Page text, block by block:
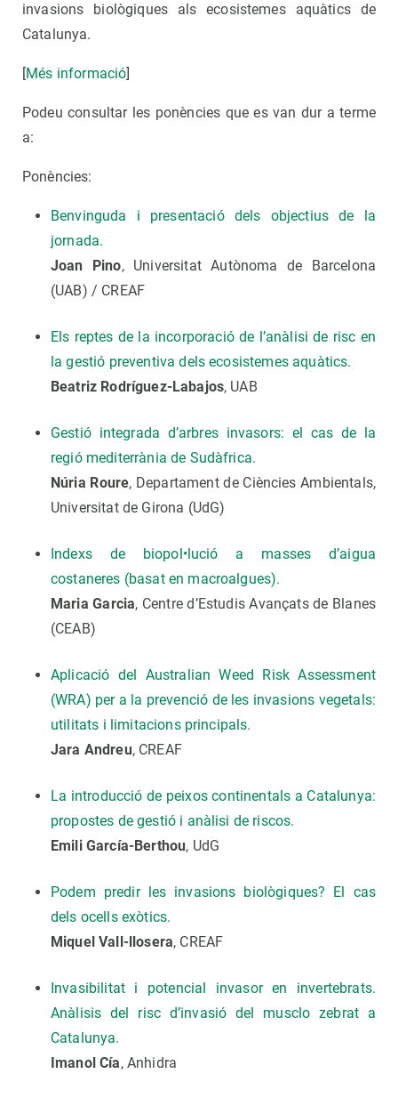
invasions biològiques als ecosistemes aquàtics de
Catalunya.
[Més informació]
Podeu consultar les ponències que es van dur a terme
a:
Ponències:
Benvinguda i presentació dels objectius de la
jornada.
Joan Pino, Universitat Autònoma de Barcelona
(UAB) / CREAF
Els reptes de la incorporació de l’anàlisi de risc en
la gestió preventiva dels ecosistemes aquàtics.
Beatriz Rodríguez-Labajos, UAB
Gestió integrada d’arbres invasors: el cas de la
regió mediterrània de Sudàfrica.
Núria Roure, Departament de Ciències Ambientals,
Universitat de Girona (UdG)
Indexs de biopol•lució a masses d’aigua
costaneres (basat en macroalgues).
Maria Garcia, Centre d’Estudis Avançats de Blanes
(CEAB)
Aplicació del Australian Weed Risk Assessment
(WRA) per a la prevenció de les invasions vegetals:
utilitats i limitacions principals.
Jara Andreu, CREAF
La introducció de peixos continentals a Catalunya:
propostes de gestió i anàlisi de riscos.
Emili García-Berthou, UdG
Podem predir les invasions biològiques? El cas
dels ocells exòtics.
Miquel Vall-llosera, CREAF
Invasibilitat i potencial invasor en invertebrats.
Anàlisis del risc d’invasió del musclo zebrat a
Catalunya.
Imanol Cía, Anhidra